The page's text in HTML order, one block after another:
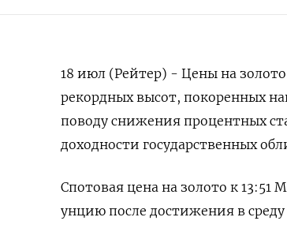
18 июл (Рейтер) - Цены на
рекордных высот, покоренных
поводу снижения процентных
доходности государственных
Спотовая цена на золото к 13:51
унцию после достижения в